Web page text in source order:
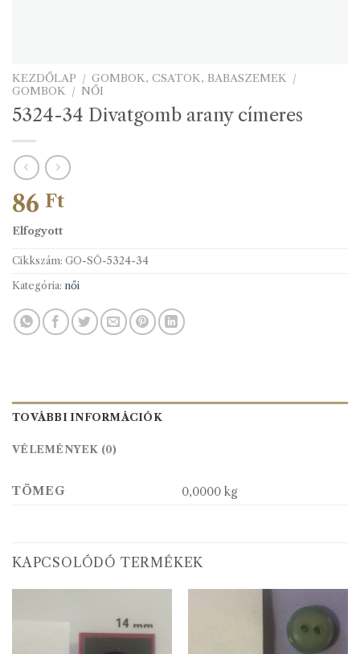
KEZDŐLAP / GOMBOK, CSATOK, BABASZEMEK /
GOMBOK / NŐI
5324-34 Divatgomb arany címeres
86 Ft
Elfogyott
Cikkszám: GO-SÖ-5324-34
Kategória: női
TOVÁBBI INFORMÁCIÓK
VÉLEMÉNYEK (0)
TÖMEG 0,0000 kg
KAPCSOLÓDÓ TERMÉKEK